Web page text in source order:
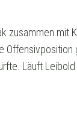
zusammen mit
Läuft